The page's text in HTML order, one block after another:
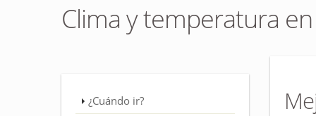
Clima y temperatura en
¿Cuándo ir?